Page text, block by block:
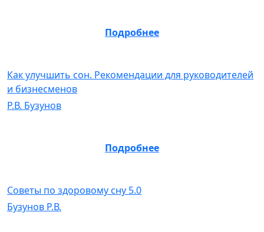
Подробнее
Как улучшить сон. Рекомендации для руководителей
и бизнесменов
Р.В. Бузунов
Подробнее
Советы по здоровому сну 5.0
Бузунов Р.В.